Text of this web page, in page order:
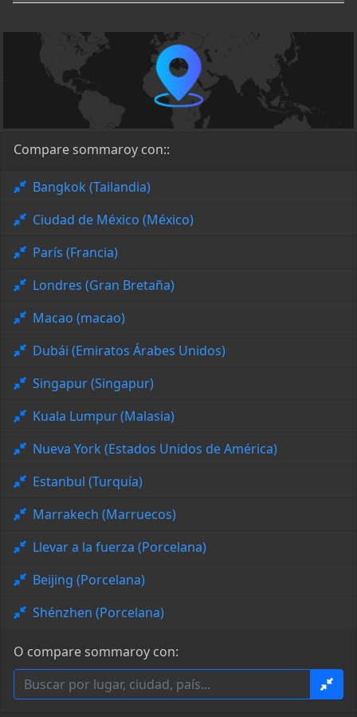
Compare sommaroy con::
Bangkok (Tailandia)
Ciudad de México (México)
París (Francia)
Londres (Gran Bretaña)
Macao (macao)
Dubái (Emiratos Árabes Unidos)
Singapur (Singapur)
Kuala Lumpur (Malasia)
Nueva York (Estados Unidos de América)
Estanbul (Turquía)
Marrakech (Marruecos)
Llevar a la fuerza (Porcelana)
Beijing (Porcelana)
Shénzhen (Porcelana)
O compare sommaroy con: